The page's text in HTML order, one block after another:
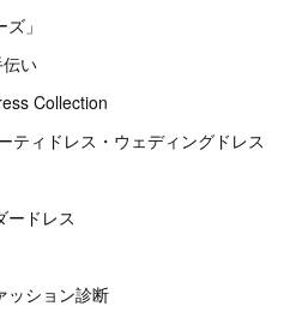
」
い
Collection
ティドレス・ウェディングドレス
ードレス
ッション診断